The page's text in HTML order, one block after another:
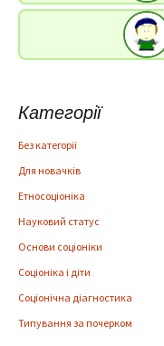
Категорії
Без категорії
Для новачків
Етносоціоніка
Науковий статус
Основи соціоніки
Соціоніка і діти
Соціонічна діагностика
Типування за почерком